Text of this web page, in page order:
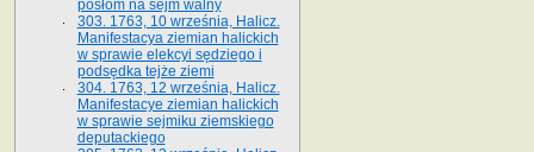
posłom na sejm walny
303. 1763, 10 września, Halicz.
Manifestacya ziemian halickich
w sprawie elekcyi sędziego i
podsędka tejże ziemi
304. 1763, 12 września, Halicz.
Manifestacye ziemian halickich
w sprawie sejmiku ziemskiego
deputackiego